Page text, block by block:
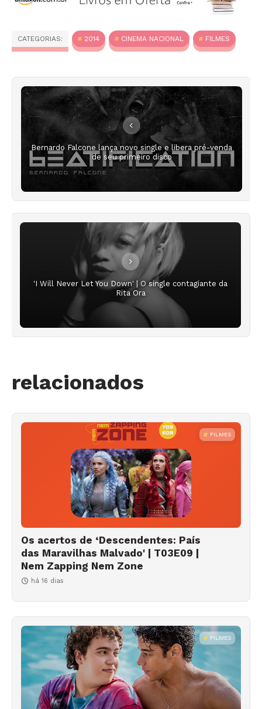
CATEGORIAS: 2014 CINEMA NACIONAL FILMES
Bernardo Falcone lança novo single e libera pré-venda
de seu primeiro disco
'I Will Never Let You Down' | O single contagiante da
Rita Ora
relacionados
FILMES
Os acertos de ‘Descendentes: País
das Maravilhas Malvado' | T03E09 |
Nem Zapping Nem Zone
há 16 dias
FILMES